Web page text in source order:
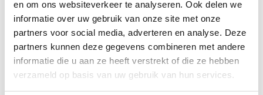
en om ons websiteverkeer te analyseren. Ook delen we
informatie over uw gebruik van onze site met onze
partners voor social media, adverteren en analyse. Deze
partners kunnen deze gegevens combineren met andere
informatie die u aan ze heeft verstrekt of die ze hebben
verzameld op basis van uw gebruik van hun services.
TravelXL@Home en deze website altijd voor uw vakantie
klaar.
• Ontzorgen van A-Z • Onafhankelijk advies • Maatwerk •
Bespaar tijd en stress
TravelXLreisbureau's